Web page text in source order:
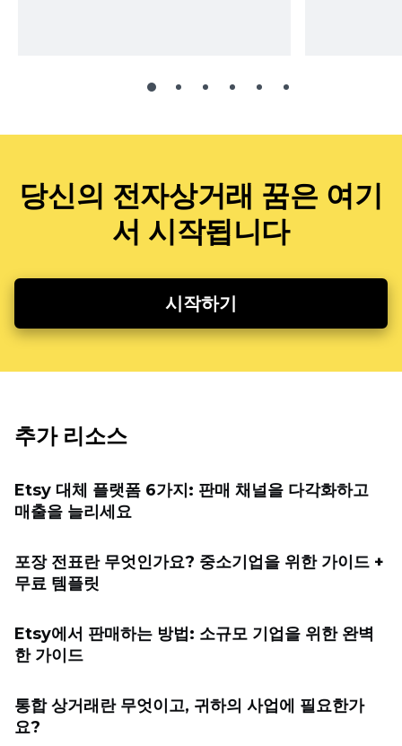
당신의 전자상거래 꿈은 여기
서 시작됩니다
시작하기
추가 리소스
Etsy 대체 플랫폼 6가지: 판매 채널을 다각화하고
매출을 늘리세요
포장 전표란 무엇인가요? 중소기업을 위한 가이드 +
무료 템플릿
Etsy에서 판매하는 방법: 소규모 기업을 위한 완벽
한 가이드
통합 상거래란 무엇이고, 귀하의 사업에 필요한가
요?